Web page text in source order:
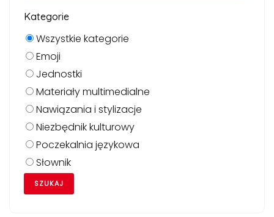
Kategorie
Wszystkie kategorie
Emoji
Jednostki
Materiały multimedialne
Nawiązania i stylizacje
Niezbędnik kulturowy
Poczekalnia językowa
Słownik